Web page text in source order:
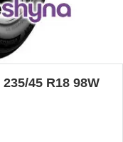
45 R18 98W